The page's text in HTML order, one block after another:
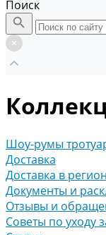
Поиск
Шоу-румы
Доставка
Доставка в
Документы и
Отзывы и
Советы по уходу